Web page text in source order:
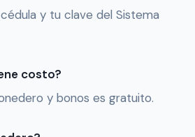
y tu clave del Sistema
costo?
y bonos es gratuito.